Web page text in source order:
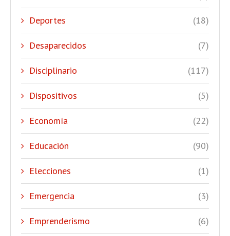
Deportes (18)
Desaparecidos (7)
Disciplinario (117)
Dispositivos (5)
Economía (22)
Educación (90)
Elecciones (1)
Emergencia (3)
Emprenderismo (6)